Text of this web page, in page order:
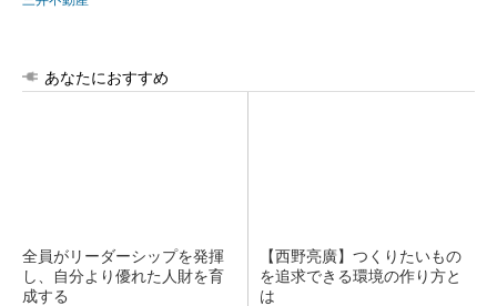
あなたにおすすめ
全員がリーダーシップを発揮
し、自分より優れた人財を育
成する
【西野亮廣】つくりたいもの
を追求できる環境の作り方と
は